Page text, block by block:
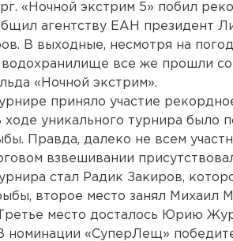
«Ночной экстрим 5» побил
агентству ЕАН президент
В выходные, несмотря на
все же прошли
«Ночной экстрим».
приняло участие
ходе уникального турнира было
Правда, далеко не всем
взвешивании
стал Радик Закиров,
второе место занял Михаил
место досталось Юрию
номинации «СуперЛещ»